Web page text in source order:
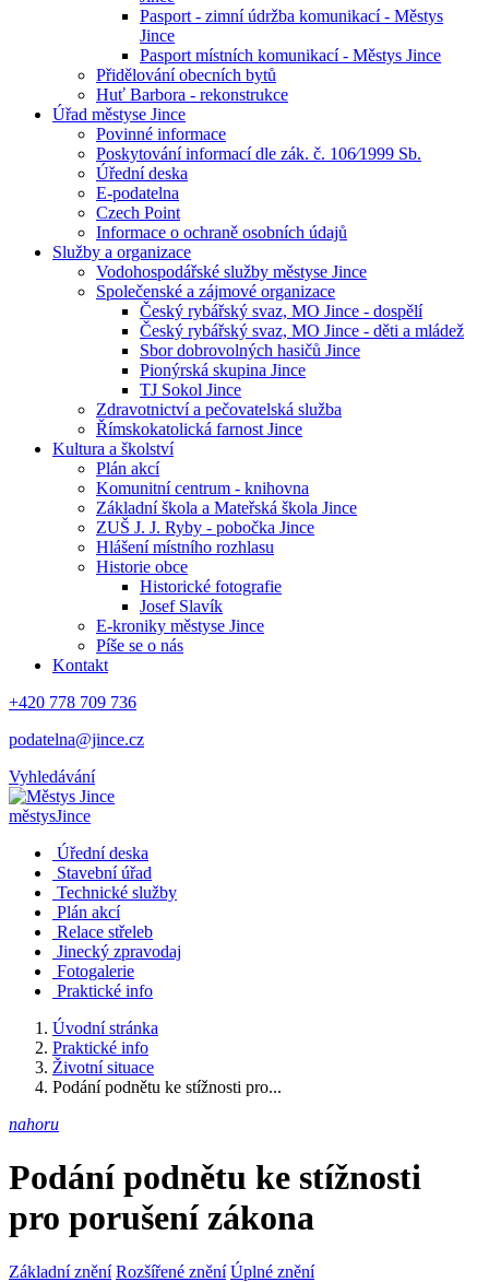
Pasport - zimní údržba komunikací - Městys
Jince
Pasport místních komunikací - Městys Jince
Přidělování obecních bytů
Huť Barbora - rekonstrukce
Úřad městyse Jince
Povinné informace
Poskytování informací dle zák. č. 106⁄1999 Sb.
Úřední deska
E-podatelna
Czech Point
Informace o ochraně osobních údajů
Služby a organizace
Vodohospodářské služby městyse Jince
Společenské a zájmové organizace
Český rybářský svaz, MO Jince - dospělí
Český rybářský svaz, MO Jince - děti a mládež
Sbor dobrovolných hasičů Jince
Pionýrská skupina Jince
TJ Sokol Jince
Zdravotnictví a pečovatelská služba
Římskokatolická farnost Jince
Kultura a školství
Plán akcí
Komunitní centrum - knihovna
Základní škola a Mateřská škola Jince
ZUŠ J. J. Ryby - pobočka Jince
Hlášení místního rozhlasu
Historie obce
Historické fotografie
Josef Slavík
E-kroniky městyse Jince
Píše se o nás
Kontakt
+420 778 709 736
podatelna@jince.cz
Vyhledávání
městysJince
Úřední deska
Stavební úřad
Technické služby
Plán akcí
Relace střeleb
Jinecký zpravodaj
Fotogalerie
Praktické info
Úvodní stránka
Praktické info
Životní situace
Podání podnětu ke stížnosti pro...
nahoru
Podání podnětu ke stížnosti
pro porušení zákona
Základní znění Rozšířené znění Úplné znění